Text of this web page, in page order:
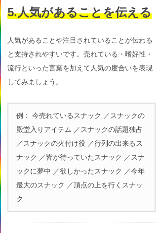
5.人気があることを伝える
人気があることや注目されていることが伝わる
と支持されやすいです。売れている・嗜好性・
流行といった言葉を加えて人気の度合いを表現
してみましょう。
例： 今売れているスナック ／スナックの
殿堂入りアイテム ／スナックの話題独占
／スナックの火付け役 ／行列の出来るス
ナック ／皆が待っていたスナック ／スナ
ックに夢中 ／欲しかったスナック ／今年
最大のスナック ／頂点の上を行くスナッ
ク